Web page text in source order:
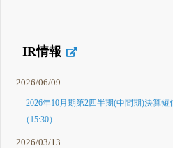
IR情報
2026/06/09
2026年10月期第2四半期(中間期)決算
（15:30）
2026/03/13